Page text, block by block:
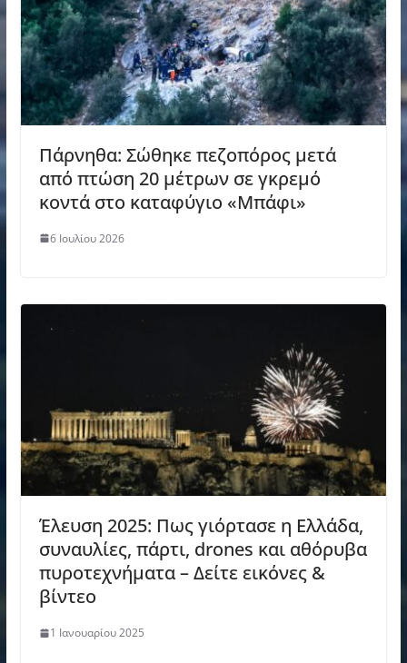
Πάρνηθα: Σώθηκε πεζοπόρος μετά
από πτώση 20 μέτρων σε γκρεμό
κοντά στο καταφύγιο «Μπάφι»
6 Ιουλίου 2026
Έλευση 2025: Πως γιόρτασε η Ελλάδα,
συναυλίες, πάρτι, drones και αθόρυβα
πυροτεχνήματα – Δείτε εικόνες &
βίντεο
1 Ιανουαρίου 2025